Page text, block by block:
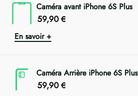
Caméra avant iPhone 6S Plus
59,90 €
En savoir +
Caméra Arrière iPhone 6S Plus
59,90 €